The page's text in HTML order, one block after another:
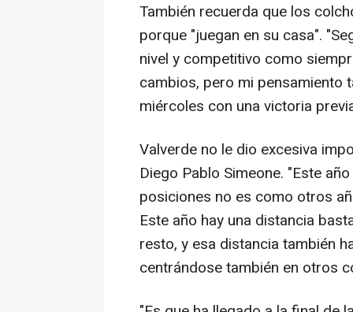
También recuerda que los
porque "juegan en su casa".
nivel y competitivo como
cambios, pero mi pensamiento
miércoles con una victoria
Valverde no le dio excesiva
Diego Pablo Simeone. "Este
posiciones no es como otros
Este año hay una distancia
resto, y esa distancia también
centrándose también en otros